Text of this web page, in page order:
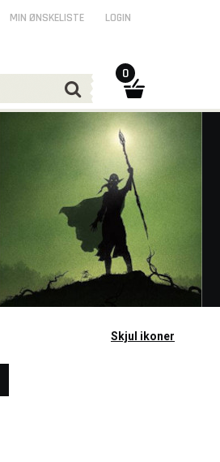
Skjul ikoner
MIN ØNSKELISTE LOGIN
0